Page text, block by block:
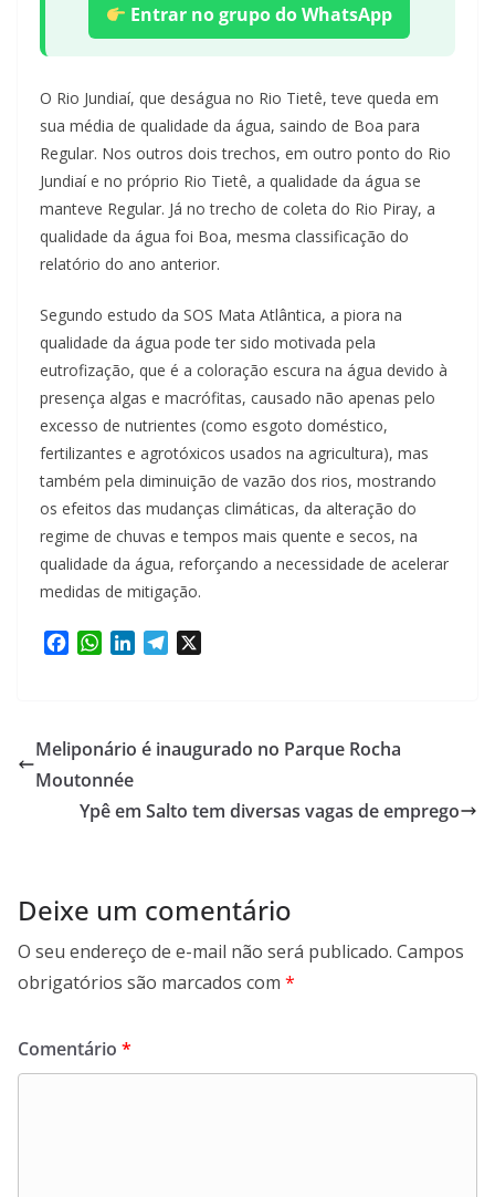
Entrar no grupo do WhatsApp
O Rio Jundiaí, que deságua no Rio Tietê, teve queda em
sua média de qualidade da água, saindo de Boa para
Regular. Nos outros dois trechos, em outro ponto do Rio
Jundiaí e no próprio Rio Tietê, a qualidade da água se
manteve Regular. Já no trecho de coleta do Rio Piray, a
qualidade da água foi Boa, mesma classificação do
relatório do ano anterior.
Segundo estudo da SOS Mata Atlântica, a piora na
qualidade da água pode ter sido motivada pela
eutrofização, que é a coloração escura na água devido à
presença algas e macrófitas, causado não apenas pelo
excesso de nutrientes (como esgoto doméstico,
fertilizantes e agrotóxicos usados na agricultura), mas
também pela diminuição de vazão dos rios, mostrando
os efeitos das mudanças climáticas, da alteração do
regime de chuvas e tempos mais quente e secos, na
qualidade da água, reforçando a necessidade de acelerar
medidas de mitigação.
b
o
o
W
s
p
p
e
n
g
m
Meliponário é inaugurado no Parque Rocha
Moutonnée
Ypê em Salto tem diversas vagas de emprego
Deixe um comentário
O seu endereço de e-mail não será publicado. Campos
obrigatórios são marcados com *
Comentário *